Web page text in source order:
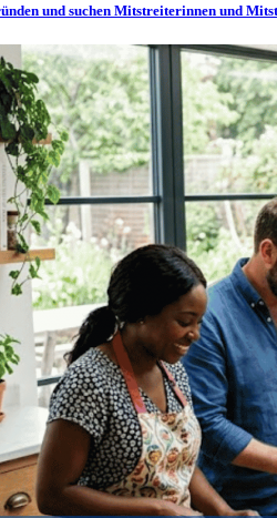
und suchen Mitstreiterinnen und